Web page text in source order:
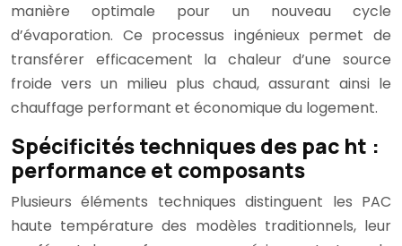
manière optimale pour un nouveau cycle
d’évaporation. Ce processus ingénieux permet de
transférer efficacement la chaleur d’une source
froide vers un milieu plus chaud, assurant ainsi le
chauffage performant et économique du logement.
Spécificités techniques des pac ht :
performance et composants
Plusieurs éléments techniques distinguent les PAC
haute température des modèles traditionnels, leur